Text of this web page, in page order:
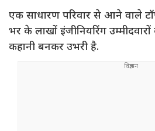
एक साधारण परिवार से आने वाले
भर के लाखों इंजीनियरिंग
कहानी बनकर उभरी है.